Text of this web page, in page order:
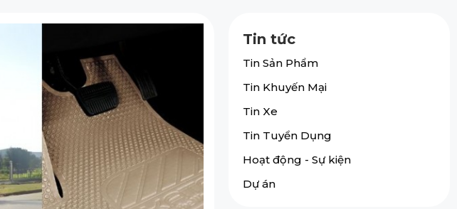
Tin tức
Tin Sản Phẩm
Tin Khuyến Mại
Tin Xe
Tin Tuyển Dụng
Hoạt động - Sự kiện
Dự án